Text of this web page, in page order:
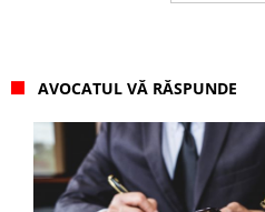
AVOCATUL VĂ RĂSPUNDE